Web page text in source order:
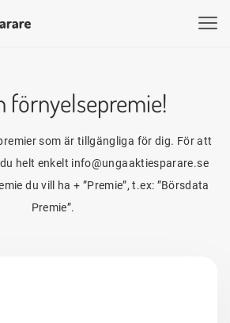
förnyelsepremie!
som är tillgängliga för dig. För att
helt enkelt info@ungaaktiesparare.se
du vill ha + ”Premie”, t.ex: ”Börsdata
Premie”.